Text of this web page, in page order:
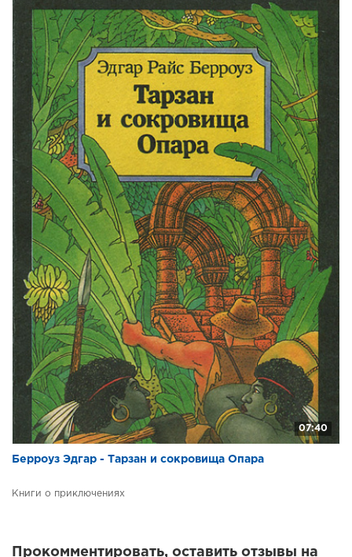
07:40
Берроуз Эдгар - Тарзан и сокровища Опара
Книги о приключениях
Прокомментировать, оставить отзывы на